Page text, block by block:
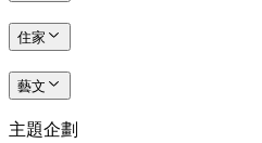
住家
藝文
主題企劃